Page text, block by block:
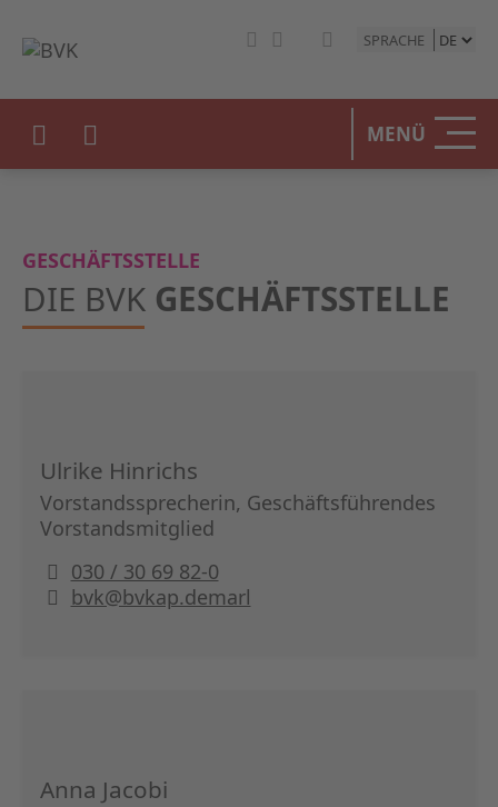
SPRACHE
MENÜ
GESCHÄFTSSTELLE
DIE BVK GESCHÄFTSSTELLE
Ulrike Hinrichs
Vorstandssprecherin, Geschäftsführendes
Vorstandsmitglied
030 / 30 69 82-0
bvk@bvkap.demarl
Anna Jacobi
DER